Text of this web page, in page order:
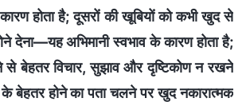
होता है; दूसरों की खूबियों को कभी खुद से
देना—यह अभिमानी स्वभाव के कारण होता है;
बेहतर विचार, सुझाव और दृष्टिकोण न रखने
बेहतर होने का पता चलने पर खुद नकारात्मक